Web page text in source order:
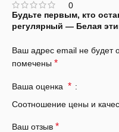
0
Будьте первым, кто
регулярный — Белая
Ваш адрес email не будет
помечены *
Ваша оценка *
Соотношение цены и
Ваш отзыв *